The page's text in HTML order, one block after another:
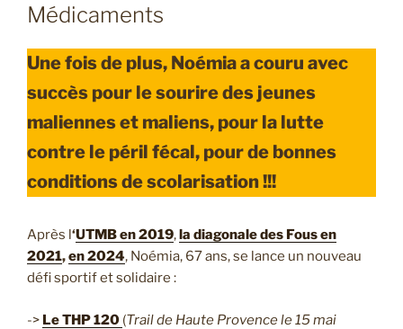
Médicaments
Une fois de plus, Noémia a couru avec
succès pour le sourire des jeunes
maliennes et maliens, pour la lutte
contre le péril fécal, pour de bonnes
conditions de scolarisation !!!
Après l‘UTMB en 2019,la diagonale des Fous en
2021,en 2024, Noémia, 67 ans, se lance un nouveau
défi sportif et solidaire :
-> Le THP 120 (Trail de Haute Provence le 15 mai